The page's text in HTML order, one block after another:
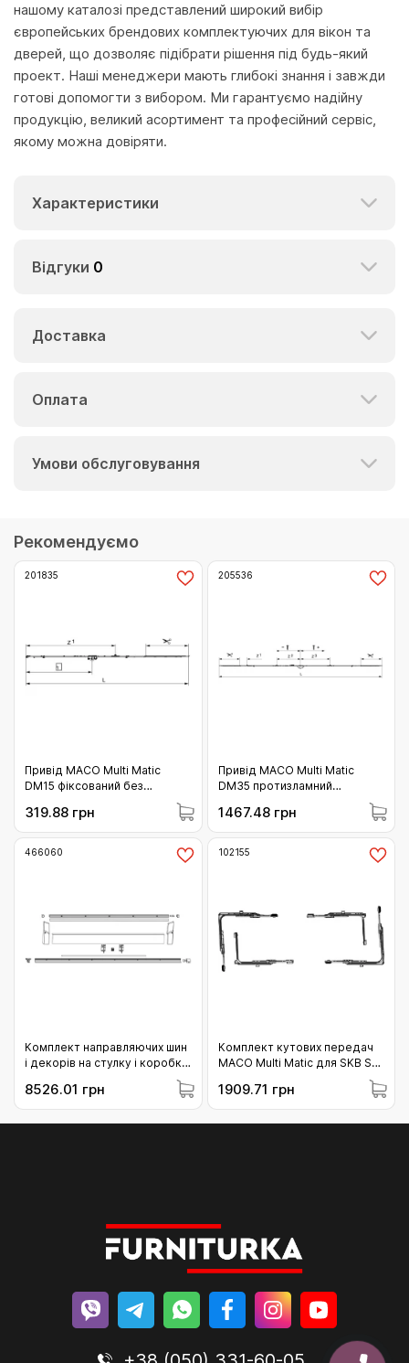
нашому каталозі представлений широкий вибір
європейських брендових комплектуючих для вікон та
дверей, що дозволяє підібрати рішення під будь-який
проект. Наші менеджери мають глибокі знання і завжди
готові допомогти з вибором. Ми гарантуємо надійну
продукцію, великий асортимент та професійний сервіс,
якому можна довіряти.
Характеристики
Відгуки 0
Доставка
Оплата
Умови обслуговування
Рекомендуємо
201835
Привід MACO Multi Matic
DM15 фіксований без
мікроліфта з 1 iS цапфою FFH
1091-1340 GM500 (201835)
319.88 грн
205536
Привід МАСО Multi Matic
DM35 протизламний
варіаційний і мікроліфтом з 3
i.S. цапфою 1751-2250
(205536)
1467.48 грн
466060
Комплект направляючих шин
і декорів на стулку і коробку
L=2.630 FFB 1051-1250 білий
(466060)
8526.01 грн
102155
Комплект кутових передач
МАСО Multi Matic для SKB S-
1909.71 грн